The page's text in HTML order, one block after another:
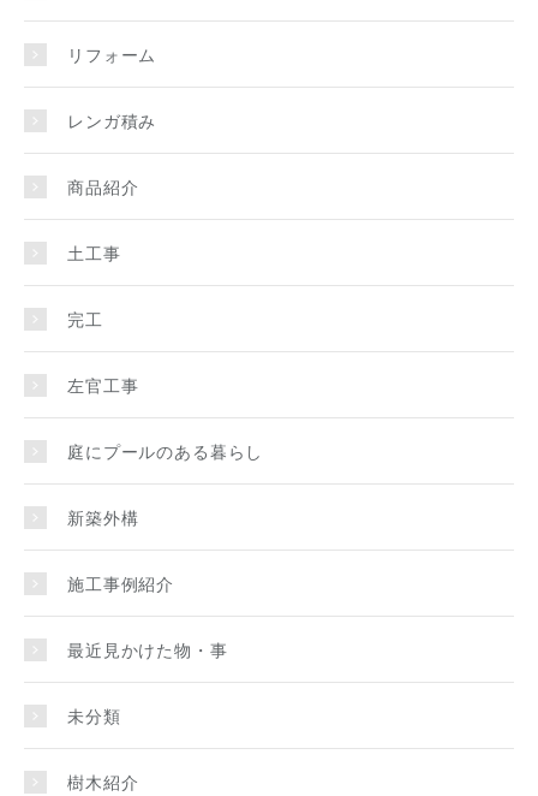
リフォーム
レンガ積み
商品紹介
土工事
完工
左官工事
庭にプールのある暮らし
新築外構
施工事例紹介
最近見かけた物・事
未分類
樹木紹介